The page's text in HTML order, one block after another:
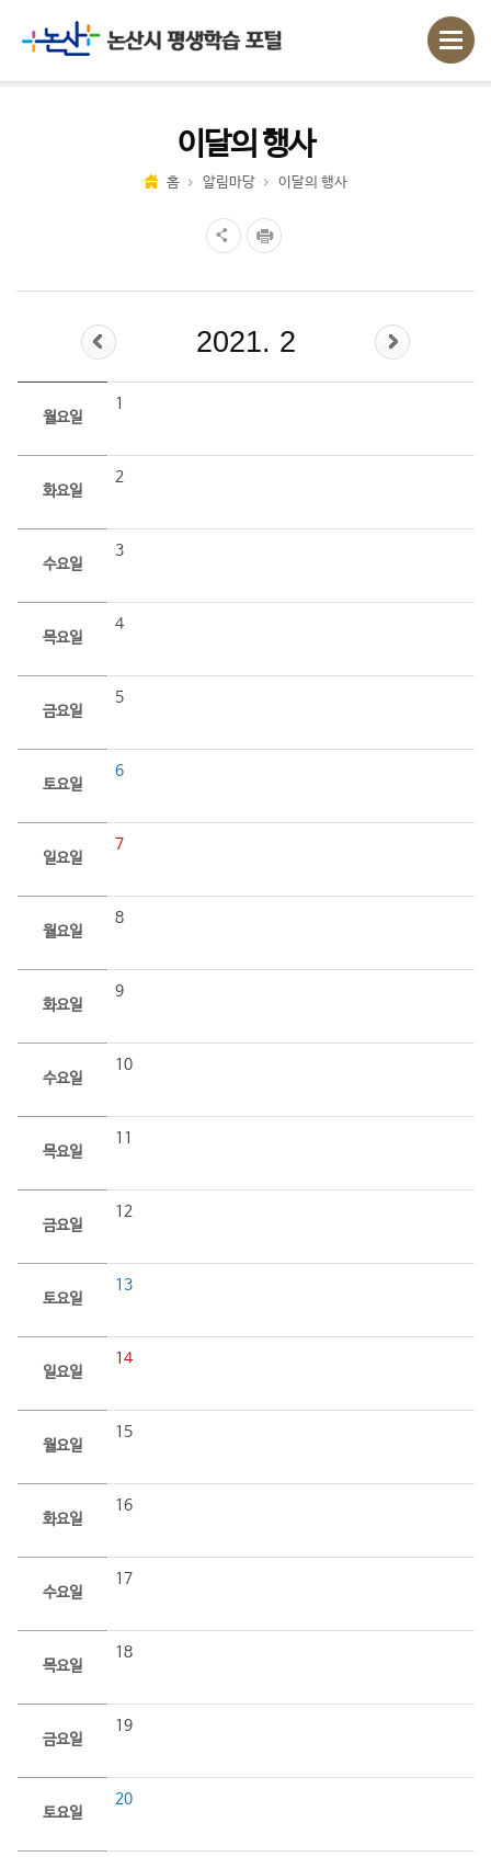
이달의 행사
홈 알림마당 이달의 행사
2021. 2
월요일
1
화요일
2
수요일
3
목요일
4
금요일
5
토요일
6
일요일
7
월요일
8
화요일
9
수요일
10
목요일
11
금요일
12
토요일
13
일요일
14
월요일
15
화요일
16
수요일
17
목요일
18
금요일
19
토요일
20